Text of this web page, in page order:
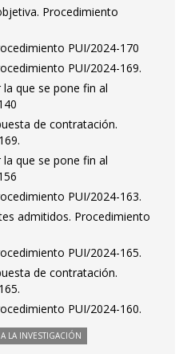
Procedimiento
PUI/2024-170
PUI/2024-169.
que se pone fin al
de contratación.
que se pone fin al
PUI/2024-163.
admitidos. Procedimiento
PUI/2024-165.
de contratación.
PUI/2024-160.
LA INVESTIGACIÓN